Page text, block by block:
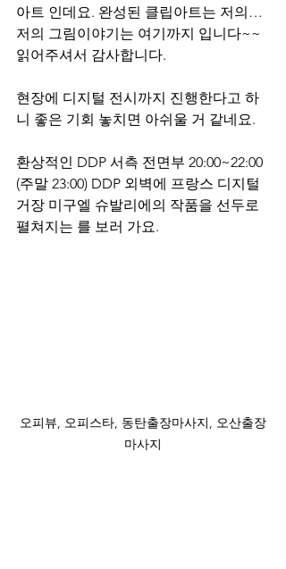
아트 인데요. 완성된 클립아트는 저의…
저의 그림이야기는 여기까지 입니다~~
읽어주셔서 감사합니다.
현장에 디지털 전시까지 진행한다고 하
니 좋은 기회 놓치면 아쉬울 거 같네요.
환상적인 DDP 서측 전면부 20:00~22:00
(주말 23:00) DDP 외벽에 프랑스 디지털
거장 미구엘 슈발리에의 작품을 선두로
펼쳐지는 를 보러 가요.
오피뷰, 오피스타, 동탄출장마사지, 오산출장
마사지